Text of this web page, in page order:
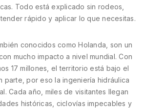
Todo está explicado sin rodeos,
rápido y aplicar lo que necesitas.
conocidos como Holanda, son un
mucho impacto a nivel mundial. Con
17 millones, el territorio está bajo el
parte, por eso la ingeniería hidráulica
Cada año, miles de visitantes llegan
históricas, ciclovías impecables y